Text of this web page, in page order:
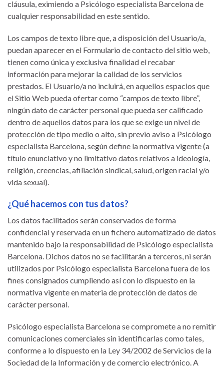
cláusula, eximiendo a Psicólogo especialista Barcelona de
cualquier responsabilidad en este sentido.
Los campos de texto libre que, a disposición del Usuario/a,
puedan aparecer en el Formulario de contacto del sitio web,
tienen como única y exclusiva finalidad el recabar
información para mejorar la calidad de los servicios
prestados. El Usuario/a no incluirá, en aquellos espacios que
el Sitio Web pueda ofertar como “campos de texto libre”,
ningún dato de carácter personal que pueda ser calificado
dentro de aquellos datos para los que se exige un nivel de
protección de tipo medio o alto, sin previo aviso a Psicólogo
especialista Barcelona, según define la normativa vigente (a
título enunciativo y no limitativo datos relativos a ideología,
religión, creencias, afiliación sindical, salud, origen racial y/o
vida sexual).
¿Qué hacemos con tus datos?
Los datos facilitados serán conservados de forma
confidencial y reservada en un fichero automatizado de datos
mantenido bajo la responsabilidad de Psicólogo especialista
Barcelona. Dichos datos no se facilitarán a terceros, ni serán
utilizados por Psicólogo especialista Barcelona fuera de los
fines consignados cumpliendo así con lo dispuesto en la
normativa vigente en materia de protección de datos de
carácter personal.
Psicólogo especialista Barcelona se compromete a no remitir
comunicaciones comerciales sin identificarlas como tales,
conforme a lo dispuesto en la Ley 34/2002 de Servicios de la
Sociedad de la Información y de comercio electrónico. A